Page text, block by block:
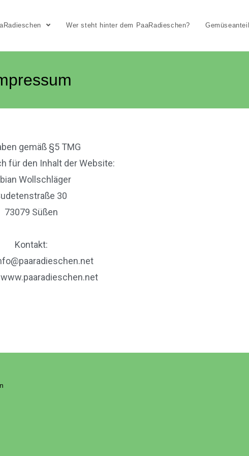
Wer steht hinter dem PaaRadieschen? Gemüseanteil
gemäß §5 TMG
für den Inhalt der Website:
Wollschläger
30
73079 Süßen
Kontakt: